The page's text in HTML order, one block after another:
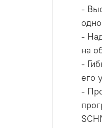
-
-
на
-
его
-